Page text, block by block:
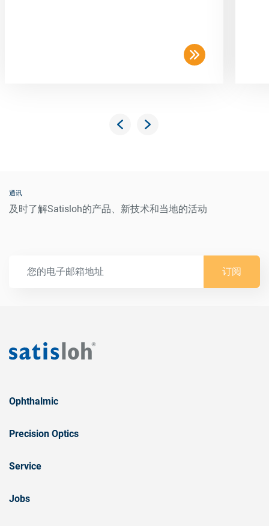
通讯
及时了解Satisloh的产品、新技术和当地的活动
订阅
Ophthalmic
Precision Optics
Service
Jobs